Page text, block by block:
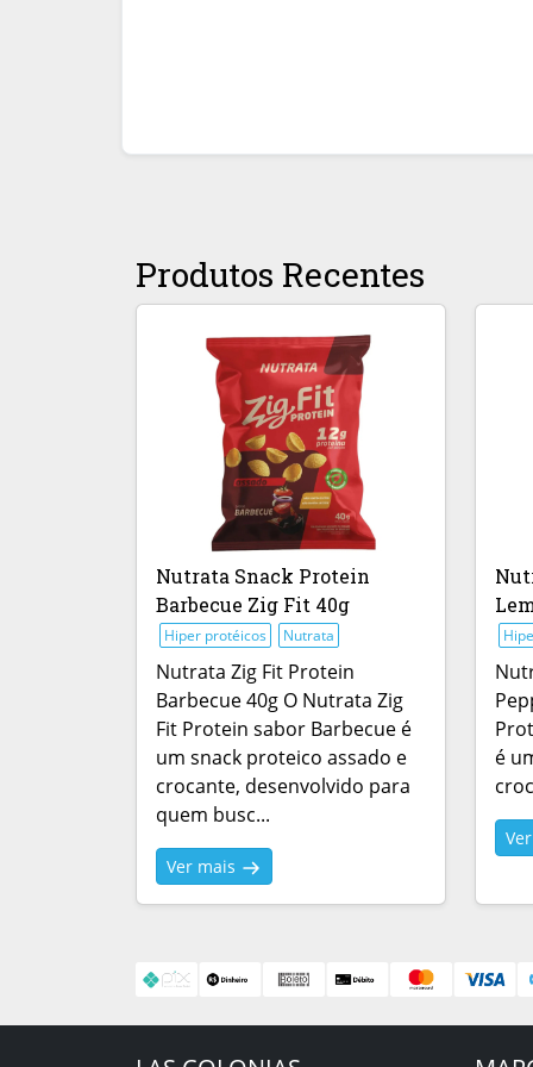
Produtos Recentes
Nutrata Snack Protein
Barbecue Zig Fit 40g
Hiper protéicos Nutrata
Nutrata Zig Fit Protein
Barbecue 40g O Nutrata Zig
Fit Protein sabor Barbecue é
um snack proteico assado e
crocante, desenvolvido para
quem busc...
Ver mais
é